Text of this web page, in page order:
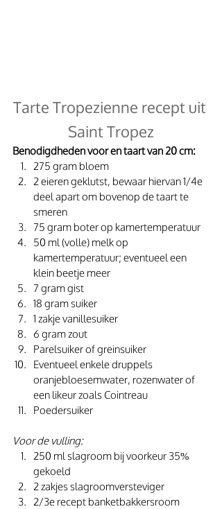
Tarte Tropezienne recept uit
Saint Tropez
Benodigdheden voor en taart van 20 cm:
275 gram bloem
2 eieren geklutst, bewaar hiervan 1/4e
deel apart om bovenop de taart te
smeren
75 gram boter op kamertemperatuur
50 ml (volle) melk op
kamertemperatuur; eventueel een
klein beetje meer
7 gram gist
18 gram suiker
1 zakje vanillesuiker
6 gram zout
Parelsuiker of greinsuiker
Eventueel enkele druppels
oranjebloesemwater, rozenwater of
een likeur zoals Cointreau
Poedersuiker
Voor de vulling:
250 ml slagroom bij voorkeur 35%
gekoeld
2 zakjes slagroomversteviger
2/3e recept banketbakkersroom